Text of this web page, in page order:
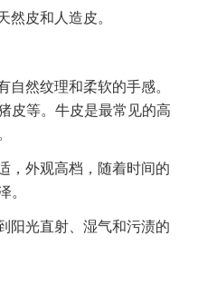
然皮和人造皮。
自然纹理和柔软的手感。
皮等。牛皮是最常见的高
，外观高档，随着时间的
。
阳光直射、湿气和污渍的